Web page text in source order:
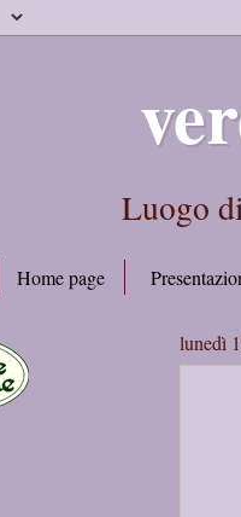
Luogo
Home page
lunedì